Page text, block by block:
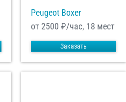
Peugeot Boxer
от 2500 ₽/час, 18 мест
Заказать
заказ